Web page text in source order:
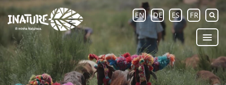
EN DE ES FR